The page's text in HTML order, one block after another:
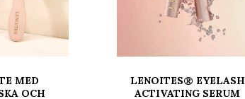
MED
OCH
LENOITES® EYELASH
ACTIVATING SERUM